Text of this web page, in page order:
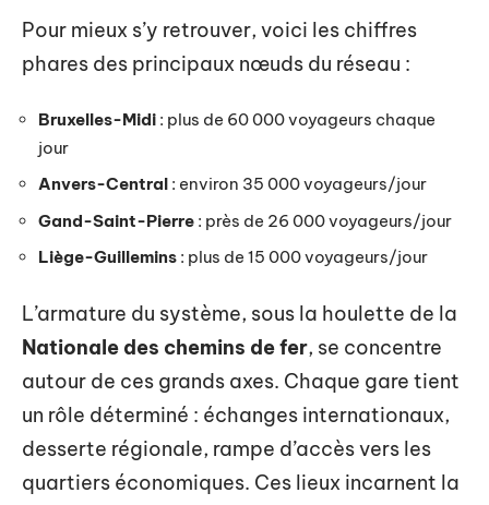
Pour mieux s’y retrouver, voici les chiffres
phares des principaux nœuds du réseau :
Bruxelles-Midi : plus de 60 000 voyageurs chaque
jour
Anvers-Central : environ 35 000 voyageurs/jour
Gand-Saint-Pierre : près de 26 000 voyageurs/jour
Liège-Guillemins : plus de 15 000 voyageurs/jour
L’armature du système, sous la houlette de la
Nationale des chemins de fer, se concentre
autour de ces grands axes. Chaque gare tient
un rôle déterminé : échanges internationaux,
desserte régionale, rampe d’accès vers les
quartiers économiques. Ces lieux incarnent la